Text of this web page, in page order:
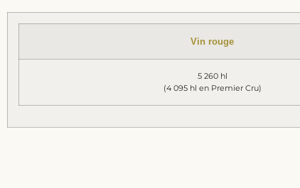
Vin rouge
5 260 hl
(4 095 hl en Premier Cru)